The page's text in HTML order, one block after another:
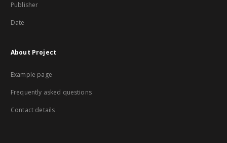
Publisher
Date
About Project
Example page
Frequently asked questions
Contact details